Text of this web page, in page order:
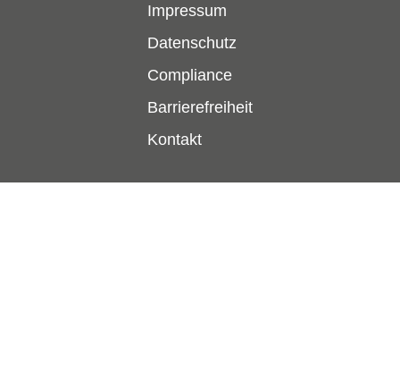
Impressum
Datenschutz
Compliance
Barrierefreiheit
Kontakt